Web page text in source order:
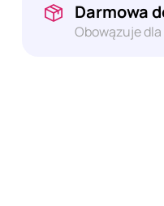
Darmowa
Obowązuje